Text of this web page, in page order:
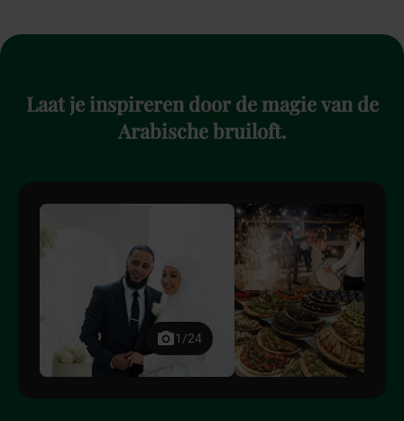
Laatjeinspireren door demagievan de
Arabischebruiloft.
1/24